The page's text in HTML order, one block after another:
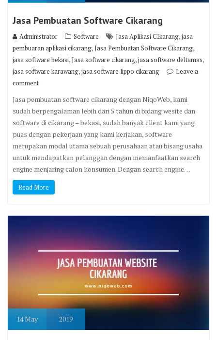
Jasa Pembuatan Software Cikarang
Administrator Software Jasa Aplikasi CIkarang,jasa
pembuaran aplikasi cikarang,Jasa Pembuatan Software Cikarang,
jasa software bekasi,Jasa software cikarang,jasa software deltamas,
jasa software karawang,jasa software lippo cikarang
Leave a
comment
Jasa pembuatan software cikarang dengan NiqoWeb, kami
sudah berpengalaman lebih dari 5 tahun di bidang wesite dan
software di cikarang – bekasi, sudah banyak client kami yang
puas dengan pekerjaan yang kami kerjakan, software
merupakan modal utama sebuah perusahaan atau bisang usaha
untuk mendapatkan pelanggan dengan memanfaatkan search
engine menjaring calon konsumen. Dengan search engine…
Read More
14May 2019